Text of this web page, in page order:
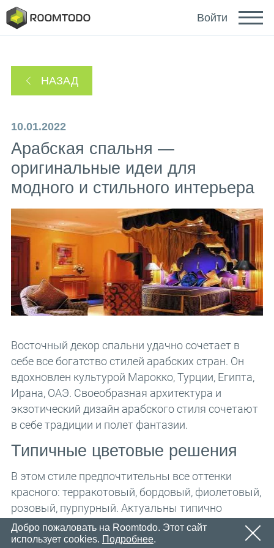
Зайти с помощью
или
Email
Пароль
Регистрация напомнить пароль
Спасибо за регистрацию
Вскоре мы отправим электронное письмо со ссылкой
для подтверждения.
Пожалуйста, перейдите по ссылке в письме, чтобы
OK
Ссылка для восстановления пароля отправлена
на ваш email.
OK
Войти
НАЗАД
10.01.2022
Арабская спальня —
оригинальные идеи для
модного и стильного интерьера
Восточный декор спальни удачно сочетает в
себе все богатство стилей арабских стран. Он
вдохновлен культурой Марокко, Турции, Египта,
Ирана, ОАЭ. Своеобразная архитектура и
экзотический дизайн арабского стиля сочетают
в себе традиции и полет фантазии.
Типичные цветовые решения
В этом стиле предпочтительны все оттенки
красного: терракотовый, бордовый, фиолетовый,
розовый, пурпурный. Актуальны типично
восточные цвета: золотистый, коричневый,
красный, абрикосовый, различные оттенки
Добро пожаловать на Roomtodo. Этот сайт
использует cookies. Подробнее.